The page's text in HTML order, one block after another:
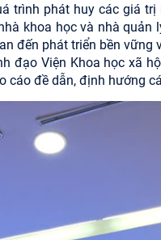
trình phát huy các giá
khoa học và nhà quản
đến phát triển bền vững
đạo Viện Khoa học xã
cáo đề dẫn, định hướng